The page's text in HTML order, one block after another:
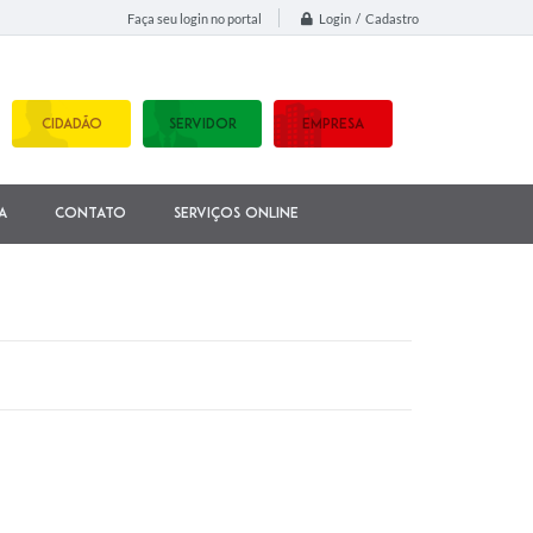
Faça seu login no portal Login / Cadastro
CIDADÃO SERVIDOR EMPRESA
Contato Serviços Online